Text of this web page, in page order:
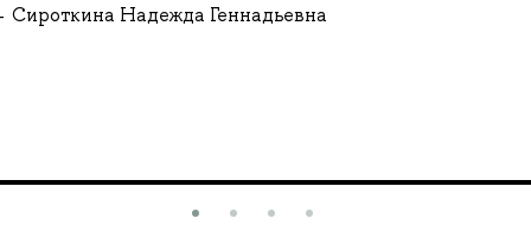
Сироткина Надежда Геннадьевна